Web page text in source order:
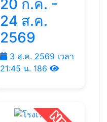
20 ก.ค. -
24 ส.ค.
2569
3 ส.ค. 2569 เวลา
21:45 น. 186